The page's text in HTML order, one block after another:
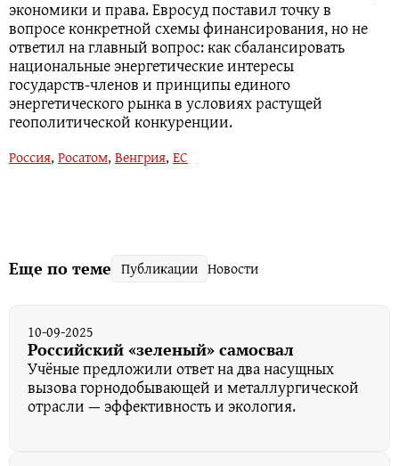
экономики и права. Евросуд поставил точку в
вопросе конкретной схемы финансирования, но не
ответил на главный вопрос: как сбалансировать
национальные энергетические интересы
государств‑членов и принципы единого
энергетического рынка в условиях растущей
геополитической конкуренции.
Россия, Росатом, Венгрия, ЕС
Еще по теме Публикации Новости
10-09-2025
Российский «зеленый» самосвал
Учёные предложили ответ на два насущных
вызова горнодобывающей и металлургической
отрасли — эффективность и экология.